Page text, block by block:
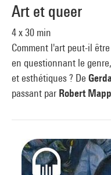
Art et queer
4 x 30 min
Comment l'art peut-il
en questionnant le
et esthétiques ? De
passant par Robert